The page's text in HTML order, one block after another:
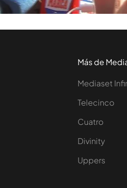
Más de
Mediaset
Telecinco
Cuatro
Divinity
Uppers